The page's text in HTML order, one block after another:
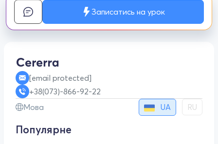
Записатись на урок
[email protected]
+38(073)-866-92-22
Мова
UA RU
Популярне